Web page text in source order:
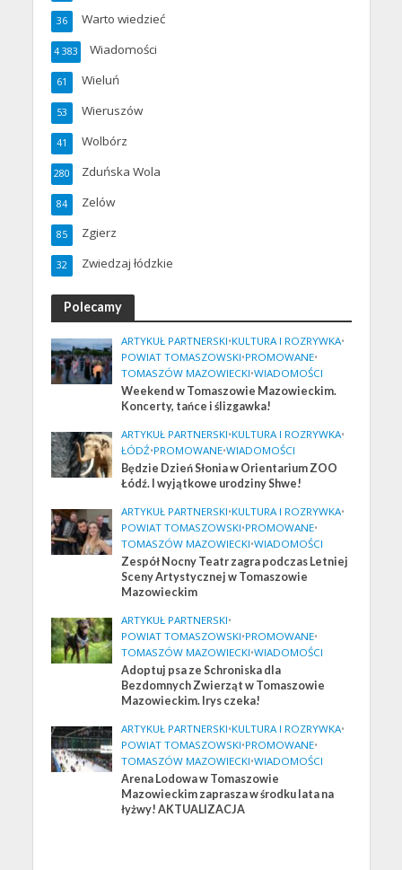
Warto wiedzieć
36
Wiadomości
4 383
Wieluń
61
Wieruszów
53
Wolbórz
41
Zduńska Wola
280
Zelów
84
Zgierz
85
Zwiedzaj łódzkie
32
Polecamy
ARTYKUŁ PARTNERSKI•KULTURA I ROZRYWKA•
POWIAT TOMASZOWSKI•PROMOWANE•
TOMASZÓW MAZOWIECKI•WIADOMOŚCI
Weekend w Tomaszowie Mazowieckim.
Koncerty, tańce i ślizgawka!
ARTYKUŁ PARTNERSKI•KULTURA I ROZRYWKA•
ŁÓDŹ•PROMOWANE•WIADOMOŚCI
Będzie Dzień Słonia w Orientarium ZOO
Łódź. I wyjątkowe urodziny Shwe!
ARTYKUŁ PARTNERSKI•KULTURA I ROZRYWKA•
POWIAT TOMASZOWSKI•PROMOWANE•
TOMASZÓW MAZOWIECKI•WIADOMOŚCI
Zespół Nocny Teatr zagra podczas Letniej
Sceny Artystycznej w Tomaszowie
Mazowieckim
ARTYKUŁ PARTNERSKI•
POWIAT TOMASZOWSKI•PROMOWANE•
TOMASZÓW MAZOWIECKI•WIADOMOŚCI
Adoptuj psa ze Schroniska dla
Bezdomnych Zwierząt w Tomaszowie
Mazowieckim. Irys czeka!
ARTYKUŁ PARTNERSKI•KULTURA I ROZRYWKA•
POWIAT TOMASZOWSKI•PROMOWANE•
TOMASZÓW MAZOWIECKI•WIADOMOŚCI
Arena Lodowa w Tomaszowie
Mazowieckim zaprasza w środku lata na
łyżwy! AKTUALIZACJA